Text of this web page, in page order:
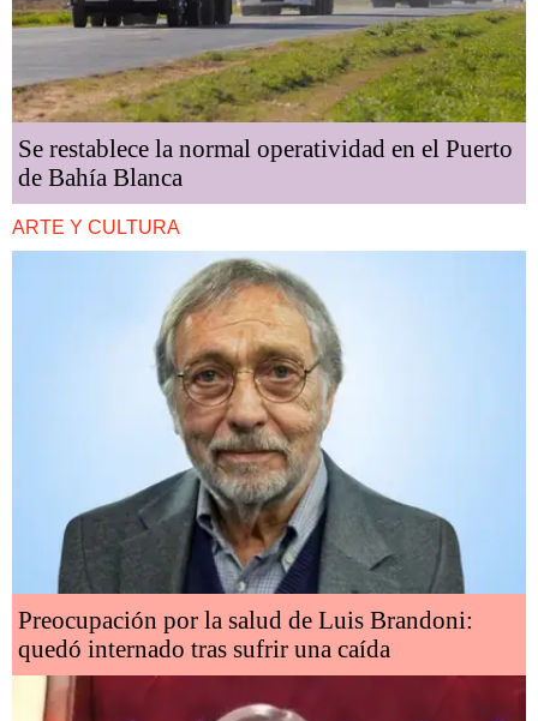
Se restablece la normal operatividad en el Puerto
de Bahía Blanca
ARTE Y CULTURA
Preocupación por la salud de Luis Brandoni:
quedó internado tras sufrir una caída